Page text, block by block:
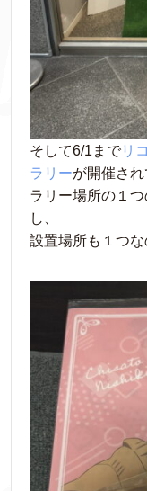
そして6/1までリ
ラリーが開催され
ラリー場所の１
し、
設置場所も１つな